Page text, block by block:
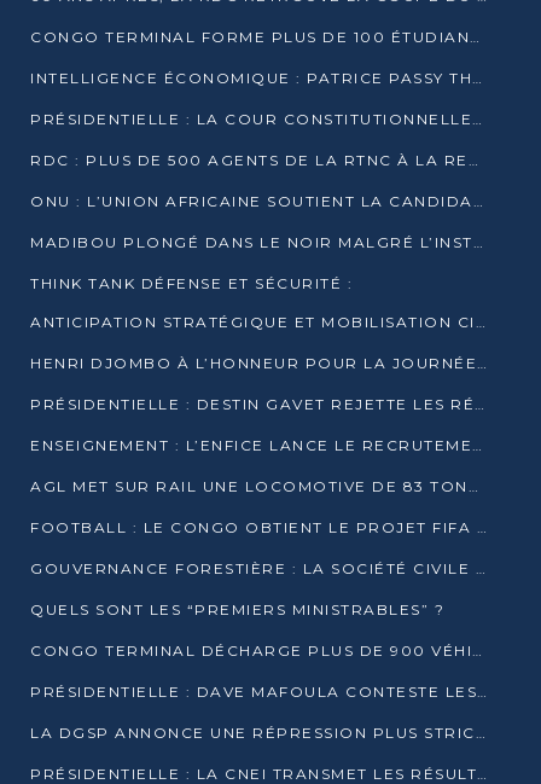
CONGO TERMINAL FORME PLUS DE 100 ÉTUDIANTS AUX TECHNIQUES D’EMBAUCHE
INTELLIGENCE ÉCONOMIQUE : PATRICE PASSY THÉORISE UNE STRATÉGIE ADAPTÉE AUX CONTEXTES FRAGMENTÉS
PRÉSIDENTIELLE : LA COUR CONSTITUTIONNELLE CONFIRME LA VICTOIRE DE SASSOU NGUESSO AVEC 94,90 % DES SUFFRAGES
RDC : PLUS DE 500 AGENTS DE LA RTNC À LA RETRAITE, UNE PAGE SE TOURNE
ONU : L’UNION AFRICAINE SOUTIENT LA CANDIDATURE DE MACKY SALL
MADIBOU PLONGÉ DANS LE NOIR MALGRÉ L’INSTALLATION D’UN NOUVEAU TRANSFORMATEUR
THINK TANK DÉFENSE ET SÉCURITÉ :
ANTICIPATION STRATÉGIQUE ET MOBILISATION CITOYENNE POUR NOTRE SOUVERAINETÉ NATIONALE
HENRI DJOMBO À L’HONNEUR POUR LA JOURNÉE MONDIALE DU THÉÂTRE
PRÉSIDENTIELLE : DESTIN GAVET REJETTE LES RÉSULTATS ET APPELLE À UN DIALOGUE NATIONAL
ENSEIGNEMENT : L’ENFICE LANCE LE RECRUTEMENT DE SA PREMIÈRE PROMOTION DE PROFESSEURS DES ÉCOLES
AGL MET SUR RAIL UNE LOCOMOTIVE DE 83 TONNES À POINTE-NOIRE
FOOTBALL : LE CONGO OBTIENT LE PROJET FIFA ARENA POUR SES 15 DÉPARTEMENTS
GOUVERNANCE FORESTIÈRE : LA SOCIÉTÉ CIVILE CONGOLAISE AFFICHE SES PRIORITÉS POUR 2026
QUELS SONT LES “PREMIERS MINISTRABLES” ?
CONGO TERMINAL DÉCHARGE PLUS DE 900 VÉHICULES EN QUELQUES HEURES
PRÉSIDENTIELLE : DAVE MAFOULA CONTESTE LES RÉSULTATS PROVISOIRES
LA DGSP ANNONCE UNE RÉPRESSION PLUS STRICTE CONTRE LES MOTO-TAXIS
PRÉSIDENTIELLE : LA CNEI TRANSMET LES RÉSULTATS PROVISOIRES À LA COUR CONSTITUTIONNELLE